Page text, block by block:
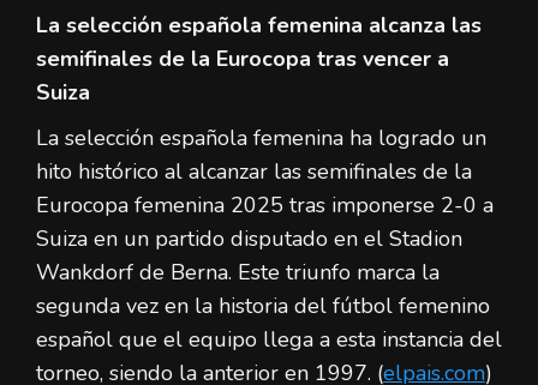
La selección española femenina alcanza las
semifinales de la Eurocopa tras vencer a
Suiza
La selección española femenina ha logrado un
hito histórico al alcanzar las semifinales de la
Eurocopa femenina 2025 tras imponerse 2-0 a
Suiza en un partido disputado en el Stadion
Wankdorf de Berna. Este triunfo marca la
segunda vez en la historia del fútbol femenino
español que el equipo llega a esta instancia del
torneo, siendo la anterior en 1997. (elpais.com)